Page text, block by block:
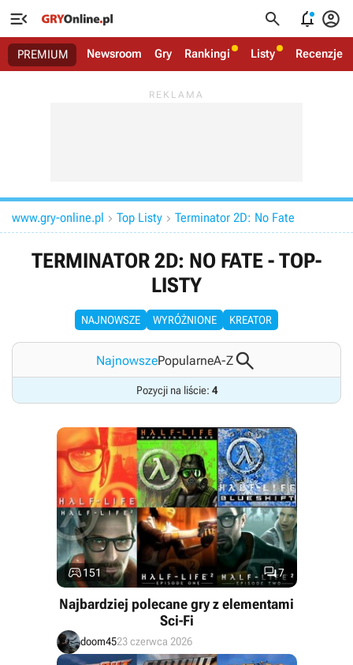
   
PREMIUM Newsroom Gry Rankingi Listy Recenzje
www.gry-online.pl  Top Listy  Terminator 2D: No Fate
TERMINATOR 2D: NO FATE - TOP-
LISTY
NAJNOWSZE WYRÓŻNIONE KREATOR
NajnowszePopularneA-Z
Pozycji na liście: 4
7
151
Najbardziej polecane gry z elementami
Sci-Fi
doom4523 czerwca 2026